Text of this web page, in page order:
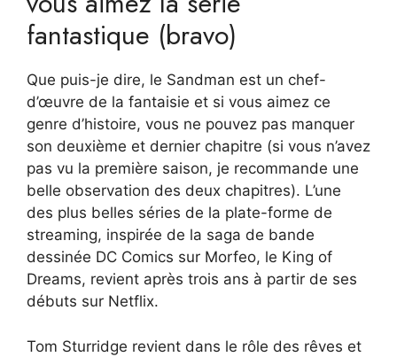
fantastique (bravo)
Que puis-je dire, le Sandman est un chef-
d’œuvre de la fantaisie et si vous aimez ce
genre d’histoire, vous ne pouvez pas manquer
son deuxième et dernier chapitre (si vous n’avez
pas vu la première saison, je recommande une
belle observation des deux chapitres). L’une
des plus belles séries de la plate-forme de
streaming, inspirée de la saga de bande
dessinée DC Comics sur Morfeo, le King of
Dreams, revient après trois ans à partir de ses
débuts sur Netflix.
Tom Sturridge revient dans le rôle des rêves et